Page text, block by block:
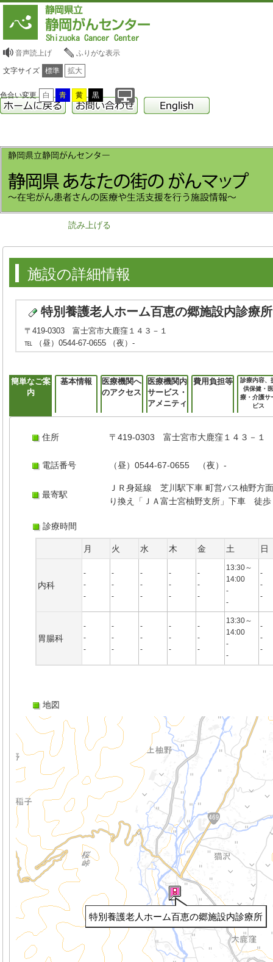
音声読上げ ふりがな表示
文字サイズ 標準 拡大
色合い変更 白 青 黄 黒
読み上げる
施設の詳細情報
特別養護老人ホーム百恵の郷施設内診療所
〒419-0303 富士宮市大鹿窪１４３－１
℡ （昼）0544-67-0655 （夜）-
簡単なご案
内
基本情報
医療機関へ
のアクセス
医療機関内
サービス・
アメニティ
費用負担等
診療内容、
供保健・
療・介護サ
ビス
住所 〒419-0303 富士宮市大鹿窪１４３－１
電話番号 （昼）0544-67-0655 （夜）-
最寄駅
ＪＲ身延線 芝川駅下車 町営バス柚野方
り換え「ＪＡ富士宮柚野支所」下車 徒歩
診療時間
月 火 水 木 金 土 日
内科
-
-
-
-
-
-
-
-
-
-
-
-
-
-
-
13:30～
14:00
-
-
-
-
-
胃腸科
-
-
-
-
-
-
-
-
-
-
-
-
-
-
-
13:30～
14:00
-
-
-
-
-
地図
特別養護老人ホーム百恵の郷施設内診療所